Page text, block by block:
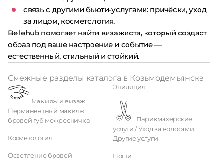
связь с другими бьюти-услугами: причёски, уход
за лицом, косметология.
Bellehub помогает найти визажиста, который создаст
образ под ваше настроение и событие —
естественный, стильный и стойкий.
Смежные разделы каталога в Козьмодемьянске
Макияж и визаж
Перманентный макияж
бровей губ межресничка
Косметология
Осветление бровей
Эпиляция
услуги / Уход за волосами
Другие услуги
Ногти